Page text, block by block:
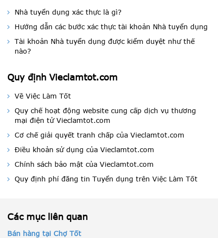
Nhà tuyển dụng xác thực là gì?
Hướng dẫn các bước xác thực tài khoản Nhà tuyển dụng
Tài khoản Nhà tuyển dụng được kiểm duyệt như thế
nào?
Quy định Vieclamtot.com
Về Việc Làm Tốt
Quy chế hoạt động website cung cấp dịch vụ thương
mại điện tử Vieclamtot.com
Cơ chế giải quyết tranh chấp của Vieclamtot.com
Điều khoản sử dụng của Vieclamtot.com
Chính sách bảo mật của Vieclamtot.com
Quy định phí đăng tin Tuyển dụng trên Việc Làm Tốt
Các mục liên quan
Bán hàng tại Chợ Tốt